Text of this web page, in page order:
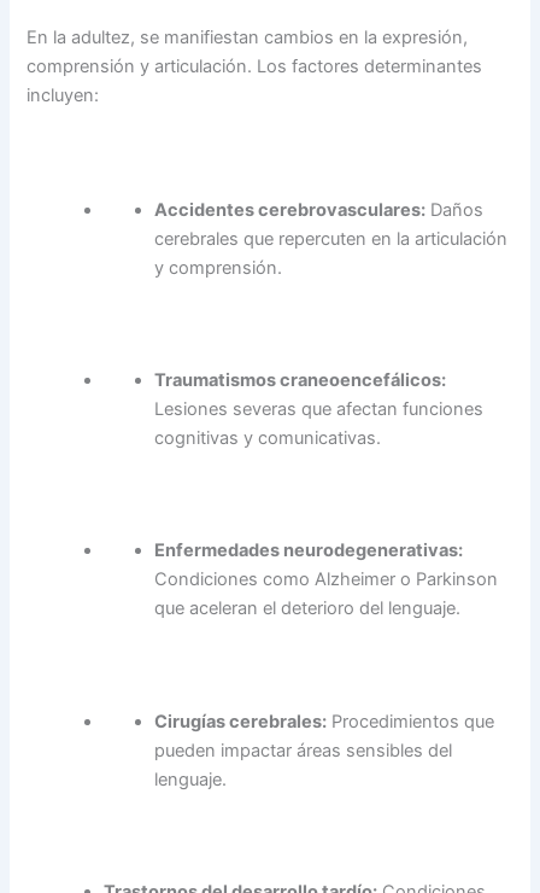
En la adultez, se manifiestan cambios en la expresión,
comprensión y articulación. Los factores determinantes
incluyen:
Accidentes cerebrovasculares: Daños
cerebrales que repercuten en la articulación
y comprensión.
Traumatismos craneoencefálicos:
Lesiones severas que afectan funciones
cognitivas y comunicativas.
Enfermedades neurodegenerativas:
Condiciones como Alzheimer o Parkinson
que aceleran el deterioro del lenguaje.
Cirugías cerebrales: Procedimientos que
pueden impactar áreas sensibles del
lenguaje.